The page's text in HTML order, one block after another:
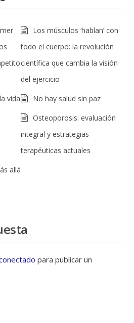
Los músculos ‘hablan’ con
todo el cuerpo: la revolución
científica que cambia la visión
del ejercicio
vida
No hay salud sin paz
Osteoporosis: evaluación
integral y estrategias
terapéuticas actuales
allá
para publicar un